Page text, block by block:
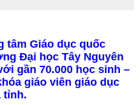
tâm Giáo dục quốc
Đại học Tây Nguyên
gần 70.000 học sinh –
giáo viên giáo dục
tỉnh.